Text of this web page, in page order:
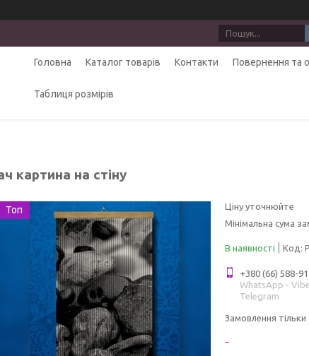
Головна Каталог товарів Контакти Повернення та
Таблиця розмірів
картина на стіну
Топ
Ціну уточнюйте
Мінімальна сума
В наявності Код:
+380 (66) 588-
WhatsApp -
Telegram
Замовлення